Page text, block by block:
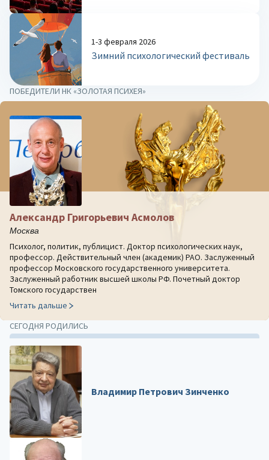
1-3 февраля 2026
Зимний психологический фестиваль
ПОБЕДИТЕЛИ НК «ЗОЛОТАЯ ПСИХЕЯ»
Александр Григорьевич Асмолов
Москва
Психолог, политик, публицист. Доктор психологических наук,
профессор. Действительный член (академик) РАО. Заслуженный
профессор Московского государственного университета.
Заслуженный работник высшей школы РФ. Почетный доктор
Томского государствен
Читать дальше
СЕГОДНЯ РОДИЛИСЬ
Владимир Петрович Зинченко